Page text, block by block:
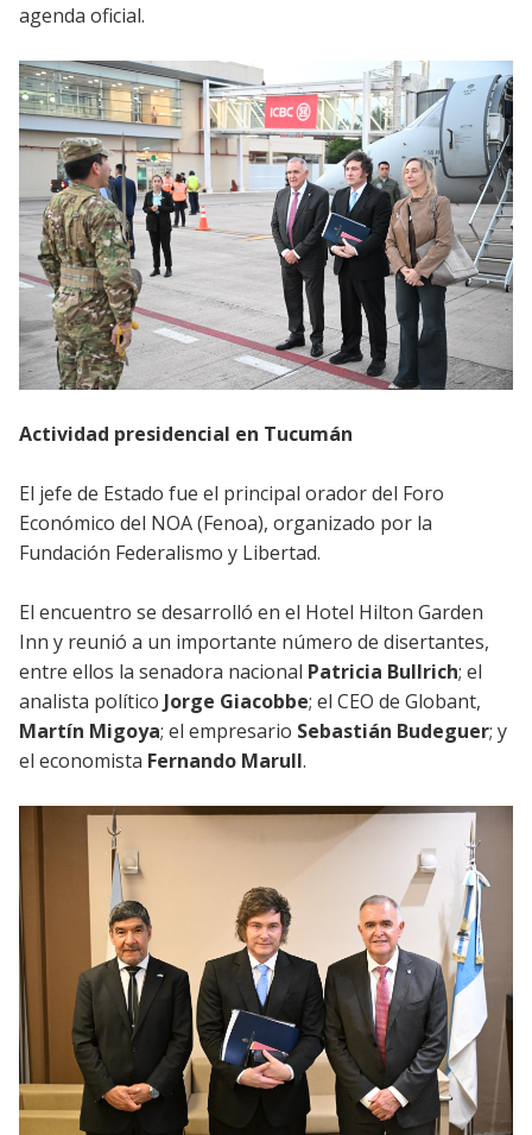
agenda oficial.
Actividad presidencial en Tucumán
El jefe de Estado fue el principal orador del Foro
Económico del NOA (Fenoa), organizado por la
Fundación Federalismo y Libertad.
El encuentro se desarrolló en el Hotel Hilton Garden
Inn y reunió a un importante número de disertantes,
entre ellos la senadora nacional Patricia Bullrich; el
analista político Jorge Giacobbe; el CEO de Globant,
Martín Migoya; el empresario Sebastián Budeguer; y
el economista Fernando Marull.